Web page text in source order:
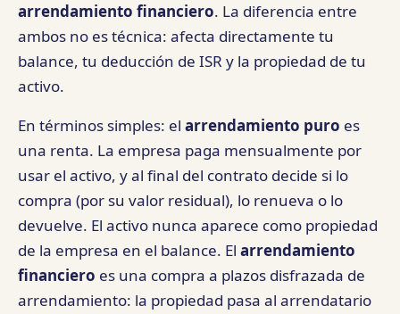
arrendamiento financiero. La diferencia entre
ambos no es técnica: afecta directamente tu
balance, tu deducción de ISR y la propiedad de tu
activo.
En términos simples: el arrendamiento puro es
una renta. La empresa paga mensualmente por
usar el activo, y al final del contrato decide si lo
compra (por su valor residual), lo renueva o lo
devuelve. El activo nunca aparece como propiedad
de la empresa en el balance. El arrendamiento
financiero es una compra a plazos disfrazada de
arrendamiento: la propiedad pasa al arrendatario